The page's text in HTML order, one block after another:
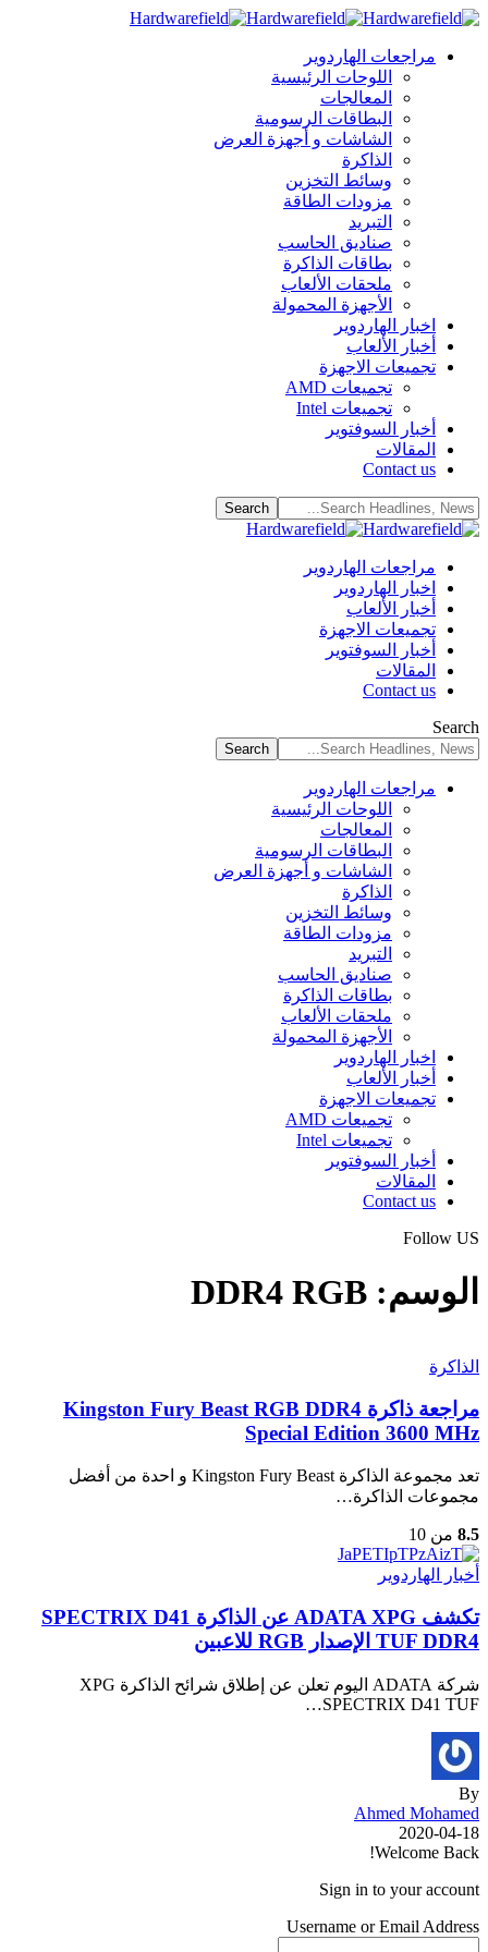
مراجعات الهاردوير
اللوحات الرئيسية
المعالجات
البطاقات الرسومية
الشاشات و أجهزة العرض
الذاكرة
وسائط التخزين
مزودات الطاقة
التبريد
صناديق الحاسب
بطاقات الذاكرة
ملحقات الألعاب
الأجهزة المحمولة
اخبار الهاردوير
أخبار الألعاب
تجميعات الاجهزة
تجميعات AMD
تجميعات Intel
أخبار السوفتوير
المقالات
Contact us
مراجعات الهاردوير
اخبار الهاردوير
أخبار الألعاب
تجميعات الاجهزة
أخبار السوفتوير
المقالات
Contact us
Search
مراجعات الهاردوير
اللوحات الرئيسية
المعالجات
البطاقات الرسومية
الشاشات و أجهزة العرض
الذاكرة
وسائط التخزين
مزودات الطاقة
التبريد
صناديق الحاسب
بطاقات الذاكرة
ملحقات الألعاب
الأجهزة المحمولة
اخبار الهاردوير
أخبار الألعاب
تجميعات الاجهزة
تجميعات AMD
تجميعات Intel
أخبار السوفتوير
المقالات
Contact us
Follow US
الوسم: DDR4 RGB
الذاكرة
مراجعة ذاكرة Kingston Fury Beast RGB DDR4
Special Edition 3600 MHz
تعد مجموعة الذاكرة Kingston Fury Beast و احدة من أفضل
مجموعات الذاكرة…
8.5 من 10
أخبار الهاردوير
تكشف ADATA XPG عن الذاكرة SPECTRIX D41
TUF DDR4 الإصدار RGB للاعبين
شركة ADATA اليوم تعلن عن إطلاق شرائح الذاكرة XPG
SPECTRIX D41 TUF…
By
Ahmed Mohamed
2020-04-18
Welcome Back!
Sign in to your account
Username or Email Address